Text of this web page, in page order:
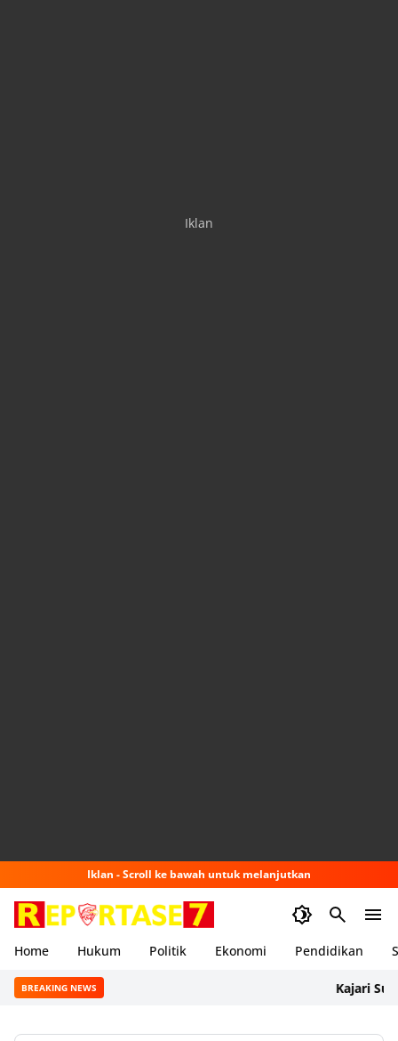
Iklan
Iklan - Scroll ke bawah untuk melanjutkan
Home Hukum Politik Ekonomi Pendidikan
BREAKING NEWS Kajari